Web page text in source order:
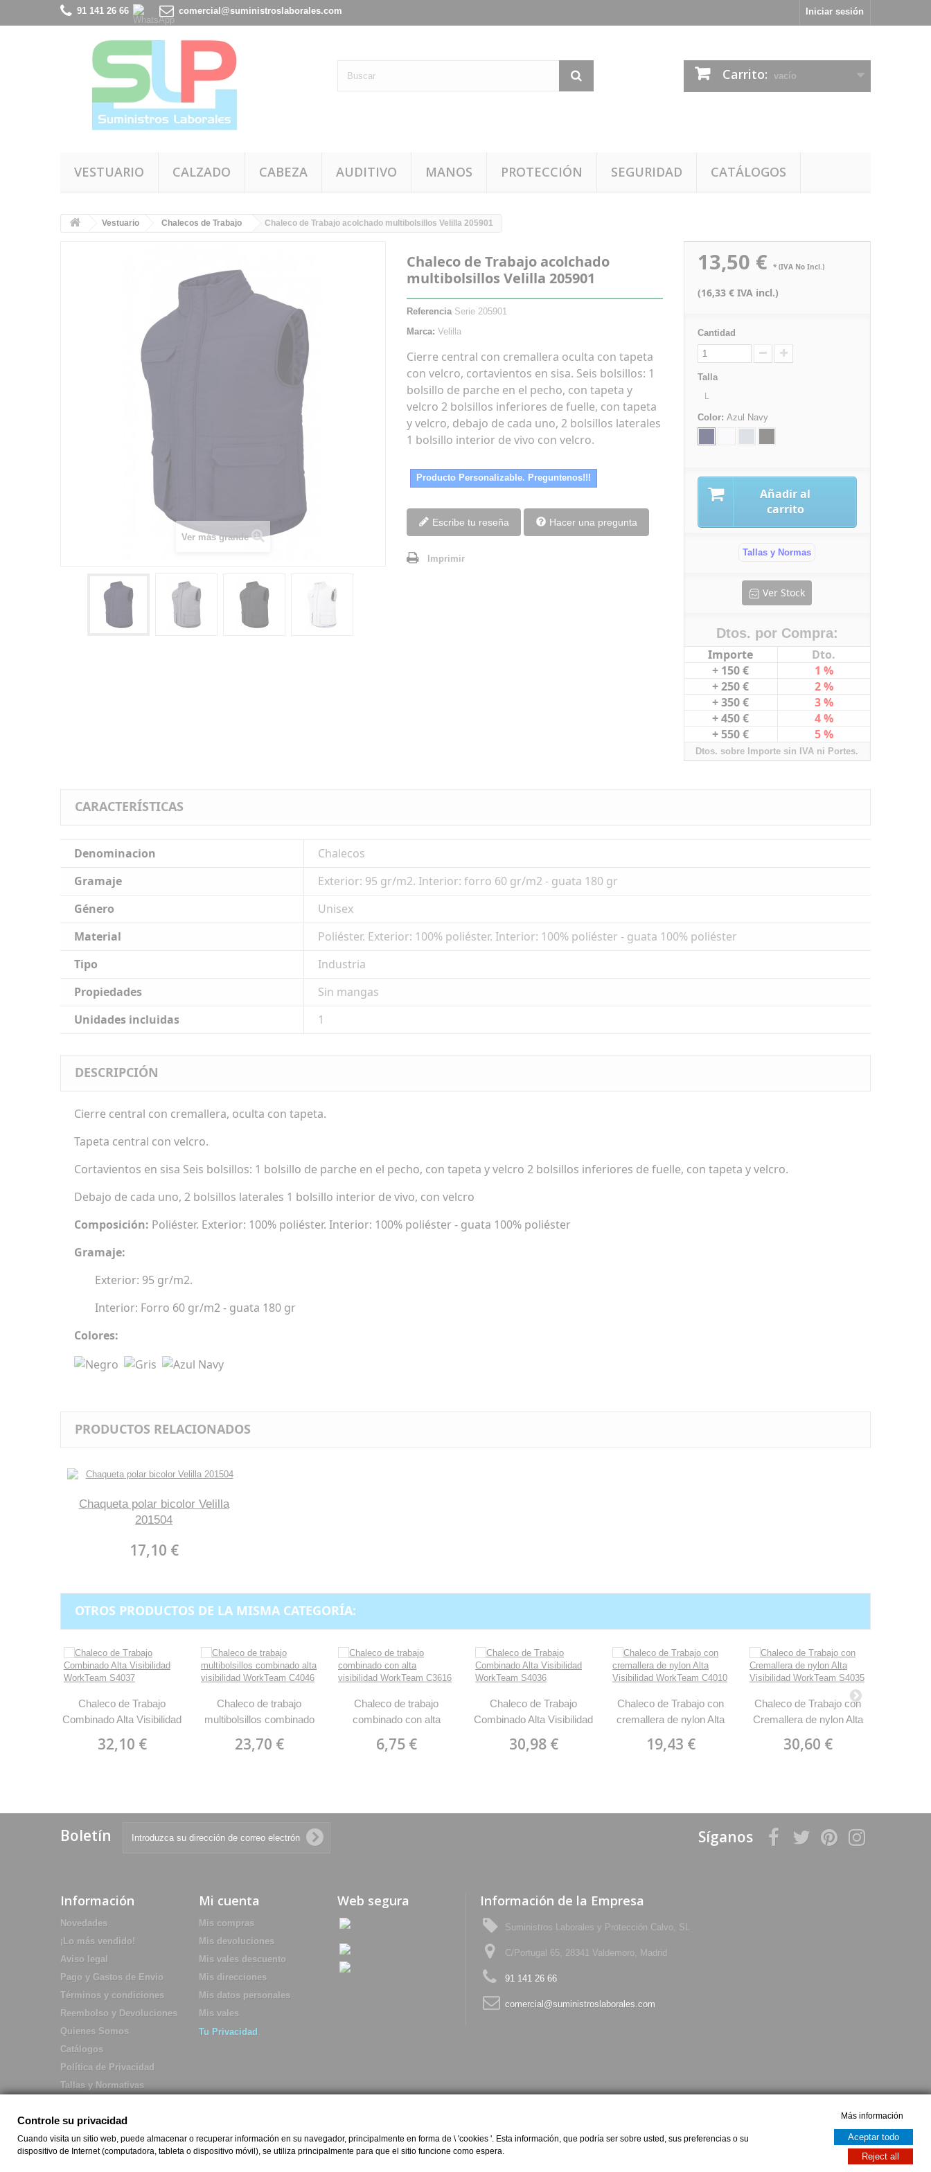
Iniciar sesión
91 141 26 66 comercial@suministroslaborales.com
Carrito: vacío
VESTUARIO CALZADO CABEZA AUDITIVO MANOS PROTECCIÓN SEGURIDAD CATÁLOGOS
Vestuario Chalecos de Trabajo Chaleco de Trabajo acolchado multibolsillos Velilla 205901
Ver más grande
Chaleco de Trabajo acolchado
multibolsillos Velilla 205901
Referencia Serie 205901
Marca: Velilla
Cierre central con cremallera oculta con tapeta
con velcro, cortavientos en sisa. Seis bolsillos: 1
bolsillo de parche en el pecho, con tapeta y
velcro 2 bolsillos inferiores de fuelle, con tapeta
y velcro, debajo de cada uno, 2 bolsillos laterales
1 bolsillo interior de vivo con velcro.
Producto Personalizable. Preguntenos!!!
Escribe tu reseña Hacer una pregunta
Imprimir
13,50 € * (IVA No Incl.)
(16,33 € IVA incl.)
Cantidad
Talla
L
Color: Azul Navy
Añadir al
carrito
Tallas y Normas
Ver Stock
Dtos. por Compra:
Importe
Dto.
+ 150 €
1 %
+ 250 €
2 %
+ 350 €
3 %
+ 450 €
4 %
+ 550 €
5 %
Dtos. sobre Importe sin IVA ni Portes.
CARACTERÍSTICAS
Denominacion
Chalecos
Gramaje
Exterior: 95 gr/m2. Interior: forro 60 gr/m2 - guata 180 gr
Género
Unisex
Material
Poliéster. Exterior: 100% poliéster. Interior: 100% poliéster - guata 100% poliéster
Tipo
Industria
Propiedades
Sin mangas
Unidades incluidas
1
DESCRIPCIÓN
Cierre central con cremallera, oculta con tapeta.
Tapeta central con velcro.
Cortavientos en sisa Seis bolsillos: 1 bolsillo de parche en el pecho, con tapeta y velcro 2 bolsillos inferiores de fuelle, con tapeta y velcro.
Debajo de cada uno, 2 bolsillos laterales 1 bolsillo interior de vivo, con velcro
Composición: Poliéster. Exterior: 100% poliéster. Interior: 100% poliéster - guata 100% poliéster
Gramaje:
Exterior: 95 gr/m2.
Interior: Forro 60 gr/m2 - guata 180 gr
Colores:
PRODUCTOS RELACIONADOS
Chaqueta polar bicolor Velilla
201504
17,10 €
OTROS PRODUCTOS DE LA MISMA CATEGORÍA:
Chaleco de Trabajo
Combinado Alta Visibilidad
32,10 €
Chaleco de trabajo
multibolsillos combinado
C4046
23,70 €
Chaleco de trabajo
combinado con alta
C3616
6,75 €
Chaleco de Trabajo
Combinado Alta Visibilidad
30,98 €
Chaleco de Trabajo con
cremallera de nylon Alta
C4010
19,43 €
Chaleco de Trabajo con
Cremallera de nylon Alta
S4035
30,60 €
Boletín Síganos
Información
Novedades
¡Lo más vendido!
Aviso legal
Pago y Gastos de Envio
Términos y condiciones
Reembolso y Devoluciones
Quienes Somos
Catálogos
Política de Privacidad
Tallas y Normativas
Mi cuenta
Mis compras
Mis devoluciones
Mis vales descuento
Mis direcciones
Mis datos personales
Mis vales
Tu Privacidad
Web segura Información de la Empresa
Suministros Laborales y Protección Calvo, SL
C/Portugal 65, 28341 Valdemoro, Madrid
91 141 26 66
comercial@suministroslaborales.com
Controle su privacidad
Cuando visita un sitio web, puede almacenar o recuperar información en su navegador, principalmente en forma de \ 'cookies '. Esta información, que podría ser sobre usted, sus preferencias o su
dispositivo de Internet (computadora, tableta o dispositivo móvil), se utiliza principalmente para que el sitio funcione como espera.
Más información
Aceptar todo
Reject all